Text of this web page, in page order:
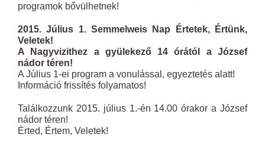
programok bővülhetnek!
2015. Július 1. Semmelweis Nap Értetek, Értünk,
Veletek!
A Nagyvizithez a gyülekező 14 órától a József
nádor téren!
A Július 1-ei program a vonulással, egyeztetés alatt!
Információ frissítés folyamatos!
Találkozzunk 2015. július 1.-én 14.00 órakor a József
nádor téren!
Érted, Értem, Veletek!